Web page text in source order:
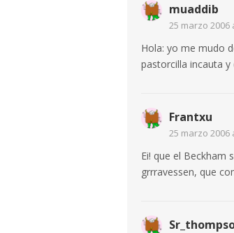
muaddib
25 marzo 2006
Hola: yo me mudo
pastorcilla incauta
Frantxu
25 marzo 2006
Ei! que el Beckham
grrravessen, que